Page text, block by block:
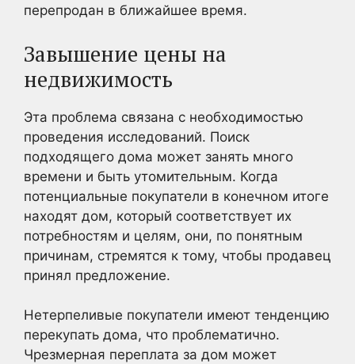
перепродан в ближайшее время.
Завышение цены на
недвижимость
Эта проблема связана с необходимостью
проведения исследований. Поиск
подходящего дома может занять много
времени и быть утомительным. Когда
потенциальные покупатели в конечном итоге
находят дом, который соответствует их
потребностям и целям, они, по понятным
причинам, стремятся к тому, чтобы продавец
принял предложение.
Нетерпеливые покупатели имеют тенденцию
перекупать дома, что проблематично.
Чрезмерная переплата за дом может